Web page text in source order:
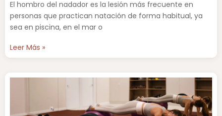
El hombro del nadador es la lesión más frecuente en
personas que practican natación de forma habitual, ya
sea en piscina, en el mar o
Leer Más »